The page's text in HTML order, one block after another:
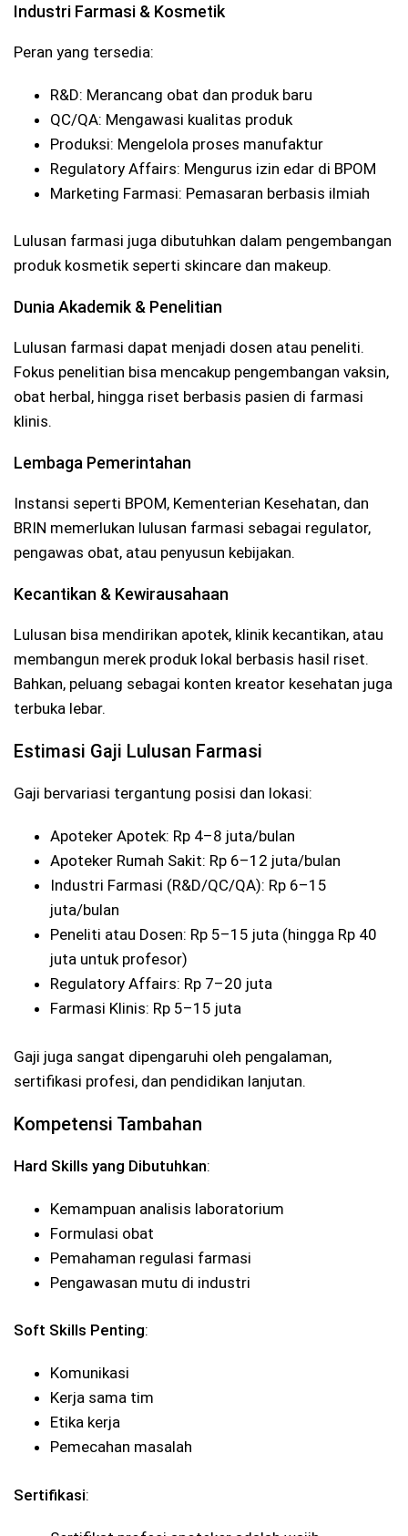
Industri Farmasi & Kosmetik
Peran yang tersedia:
R&D: Merancang obat dan produk baru
QC/QA: Mengawasi kualitas produk
Produksi: Mengelola proses manufaktur
Regulatory Affairs: Mengurus izin edar di BPOM
Marketing Farmasi: Pemasaran berbasis ilmiah
Lulusan farmasi juga dibutuhkan dalam pengembangan
produk kosmetik seperti skincare dan makeup.
Dunia Akademik & Penelitian
Lulusan farmasi dapat menjadi dosen atau peneliti.
Fokus penelitian bisa mencakup pengembangan vaksin,
obat herbal, hingga riset berbasis pasien di farmasi
klinis.
Lembaga Pemerintahan
Instansi seperti BPOM, Kementerian Kesehatan, dan
BRIN memerlukan lulusan farmasi sebagai regulator,
pengawas obat, atau penyusun kebijakan.
Kecantikan & Kewirausahaan
Lulusan bisa mendirikan apotek, klinik kecantikan, atau
membangun merek produk lokal berbasis hasil riset.
Bahkan, peluang sebagai konten kreator kesehatan juga
terbuka lebar.
Estimasi Gaji Lulusan Farmasi
Gaji bervariasi tergantung posisi dan lokasi:
Apoteker Apotek: Rp 4–8 juta/bulan
Apoteker Rumah Sakit: Rp 6–12 juta/bulan
Industri Farmasi (R&D/QC/QA): Rp 6–15
juta/bulan
Peneliti atau Dosen: Rp 5–15 juta (hingga Rp 40
juta untuk profesor)
Regulatory Affairs: Rp 7–20 juta
Farmasi Klinis: Rp 5–15 juta
Gaji juga sangat dipengaruhi oleh pengalaman,
sertifikasi profesi, dan pendidikan lanjutan.
Kompetensi Tambahan
Hard Skills yang Dibutuhkan:
Kemampuan analisis laboratorium
Formulasi obat
Pemahaman regulasi farmasi
Pengawasan mutu di industri
Soft Skills Penting:
Komunikasi
Kerja sama tim
Etika kerja
Pemecahan masalah
Sertifikasi: